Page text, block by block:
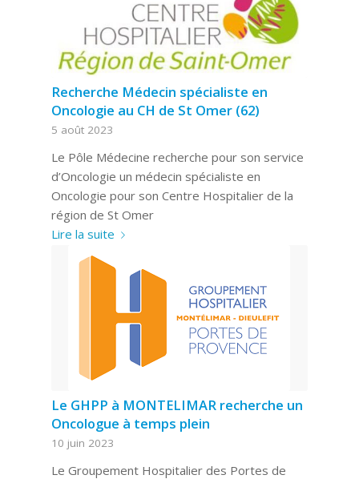
Recherche Médecin spécialiste en
Oncologie au CH de St Omer (62)
5 août 2023
Le Pôle Médecine recherche pour son service
d’Oncologie un médecin spécialiste en
Oncologie pour son Centre Hospitalier de la
région de St Omer
Lire la suite
Le GHPP à MONTELIMAR recherche un
Oncologue à temps plein
10 juin 2023
Le Groupement Hospitalier des Portes de